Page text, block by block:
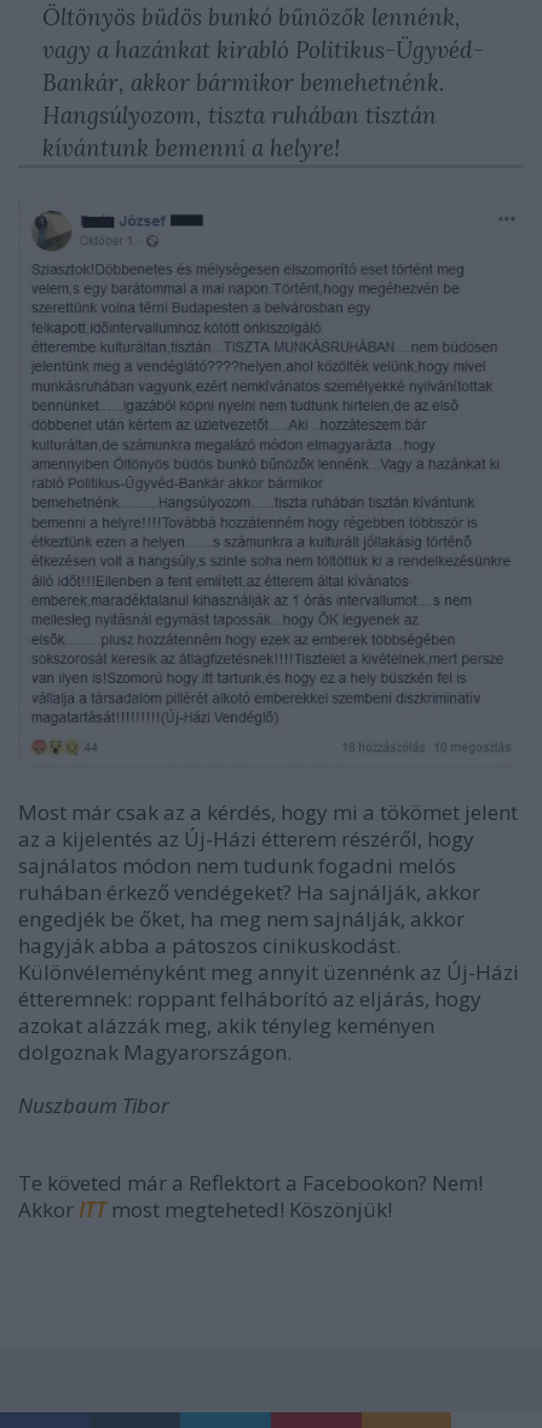
Öltönyös büdös bunkó bűnözők lennénk,
vagy a hazánkat kirabló Politikus-Ügyvéd-
Bankár, akkor bármikor bemehetnénk.
Hangsúlyozom, tiszta ruhában tisztán
kívántunk bemenni a helyre!
Most már csak az a kérdés, hogy mi a tökömet jelent
az a kijelentés az Új-Házi étterem részéről, hogy
sajnálatos módon nem tudunk fogadni melós
ruhában érkező vendégeket? Ha sajnálják, akkor
engedjék be őket, ha meg nem sajnálják, akkor
hagyják abba a pátoszos cinikuskodást.
Különvéleményként meg annyit üzennénk az Új-Házi
étteremnek: roppant felháborító az eljárás, hogy
azokat alázzák meg, akik tényleg keményen
dolgoznak Magyarországon.
Nuszbaum Tibor
Te követed már a Reflektort a Facebookon? Nem!
AkkorITTmost megteheted! Köszönjük!